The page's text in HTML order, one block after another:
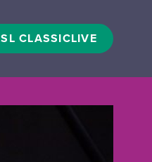
SL CLASSICLIVE